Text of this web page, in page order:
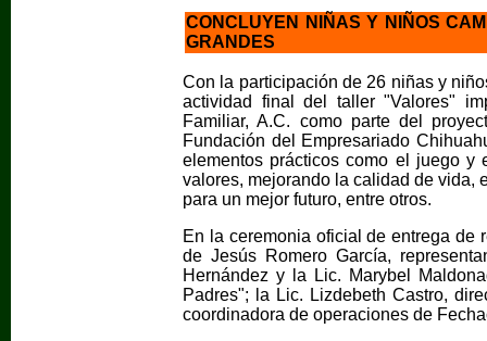
CONCLUYEN NIÑAS Y NIÑOS
GRANDES
Con la participación de 26 niñas y
actividad final del taller "Valores"
Familiar, A.C. como parte del
Fundación del Empresariado
elementos prácticos como el juego y
valores, mejorando la calidad de vida,
para un mejor futuro, entre otros.
En la ceremonia oficial de entrega de
de Jesús Romero García,
Hernández y la Lic. Marybel
Padres"; la Lic. Lizdebeth Castro,
coordinadora de operaciones de